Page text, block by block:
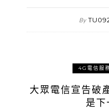
By
4G電信服
大眾電信宣告破
是下